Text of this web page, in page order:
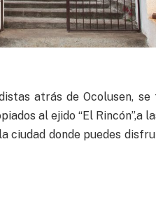
atrás de Ocolusen,
al ejido “El Rincón”,a
ciudad donde puedes